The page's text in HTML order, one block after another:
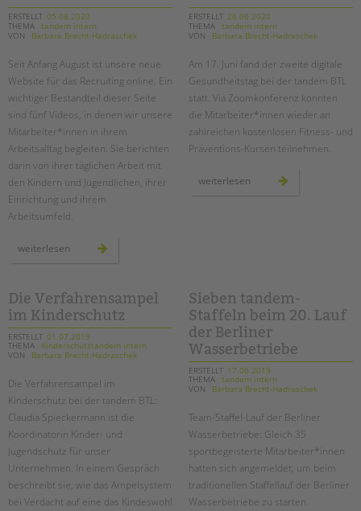
ERSTELLT 05.08.2020
THEMA tandem intern
VON
Barbara Brecht-Hadraschek
Seit Anfang August ist unsere neue
Website für das Recruiting online. Ein
wichtiger Bestandteil dieser Seite
sind fünf Videos, in denen wir unsere
Mitarbeiter*innen in ihrem
Arbeitsalltag begleiten. Sie berichten
darin von ihrer täglichen Arbeit mit
den Kindern und Jugendlichen, ihrer
Einrichtung und ihrem
Arbeitsumfeld.
weiterlesen starke,
bewerber*innen
ERSTELLT 26.06.2020
THEMA tandem intern
VON
Barbara Brecht-Hadraschek
Am 17. Juni fand der zweite digitale
Gesundheitstag bei der tandem BTL
statt. Via Zoomkonferenz konnten
die Mitarbeiter*innen wieder an
zahlreichen kostenlosen Fitness- und
Präventions-Kursen teilnehmen.
weiterlesen zweiter
digitaler
Die Verfahrensampel
im Kinderschutz
ERSTELLT 01.07.2019
THEMA
Kinderschutztandem intern
VON
Barbara Brecht-Hadraschek
Die Verfahrensampel im
Kinderschutz bei der tandem BTL:
Claudia Spieckermann ist die
Koordinatorin Kinder- und
Jugendschutz für unser
Unternehmen. In einem Gespräch
beschreibt sie, wie das Ampelsystem
bei Verdacht auf eine das Kindeswohl
Sieben tandem-
Staffeln beim 20. Lauf
der Berliner
Wasserbetriebe
ERSTELLT 17.06.2019
THEMA tandem intern
VON
Barbara Brecht-Hadraschek
Team-Staffel-Lauf der Berliner
Wasserbetriebe: Gleich 35
sportbegeisterte Mitarbeiter*innen
hatten sich angemeldet, um beim
traditionellen Staffellauf der Berliner
Wasserbetriebe zu starten.